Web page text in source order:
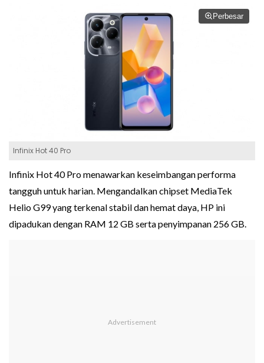
Perbesar
Infinix Hot 40 Pro
Infinix Hot 40 Pro menawarkan keseimbangan performa
tangguh untuk harian. Mengandalkan chipset MediaTek
Helio G99 yang terkenal stabil dan hemat daya, HP ini
dipadukan dengan RAM 12 GB serta penyimpanan 256 GB.